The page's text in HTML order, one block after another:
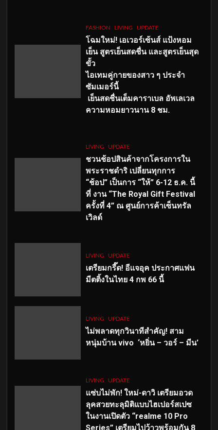
FASHION LIVING UPDATE
โฉมใหม่! เอเวอร์เซ้นส์ แป้งหอม
เย็น สูตรเย็นสดชื่น และสูตรเย็นสุด
ขั้ว
ไอเทมคู่กายของสาว ๆ ประจำ
ซัมเมอร์นี้
เย็นสดชื่นเต็มคาราเบล อัพเลเวล
ความหอมยาวนาน 8 ชม.
LIVING UPDATE
ชวนช้อปสินค้าจากโครงการใน
พระราชดำริ เปลี่ยนทุกการ
“ช้อป” เป็นการ “ให้” 6-12 ธ.ค. นี้
ที่ งาน “The Royal Gift Festival
ครั้งที่ 4” ณ ศูนย์การค้าเซ็นทรัล
เวิลด์
LIVING UPDATE
เตรียมกรี๊ด! อีแจอุค ประกาศแฟน
มีตติ้งในไทย 4 กพ 66 นี้
LIVING UPDATE
ไม่พลาดทุกวินาทีสำคัญ! สาม
หนุ่มบ้าน vivo ‘หยิ่น – วอร์ – มีน’
LIVING UPDATE
แซ่บไม่พัก! ใหม่-ดาวิ เตรียมอวด
ลุคสวยทะลุมิติแบบไฮเปอร์สเปซ
ในงานเปิดตัว “realme 10 Pro
Series” เตรียมไปว้าวพร้อมกัน 8